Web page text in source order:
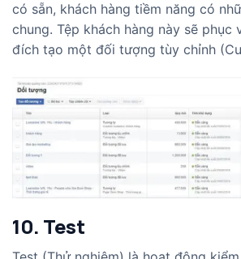
có sẵn, khách hàng tiềm năng có
chung. Tệp khách hàng này sẽ phục
đích tạo một đối tượng tùy chỉnh
10. Test